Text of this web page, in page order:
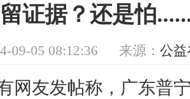
留证据？还是怕
09-05 08:12:36 来源： 公益
友发帖称，广东普宁